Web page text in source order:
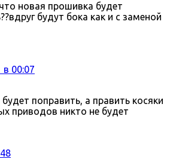
новая прошивка будет
будут бока как и с заменой
в 00:07
поправить, а править косяки
приводов никто не будет